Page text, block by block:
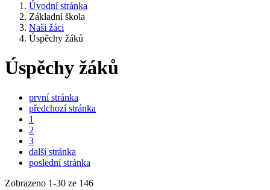
Úvodní stránka
Základní škola
Naši žáci
Úspěchy žáků
Úspěchy žáků
první stránka
předchozí stránka
1
2
3
další stránka
poslední stránka
Zobrazeno 1-30 ze 146